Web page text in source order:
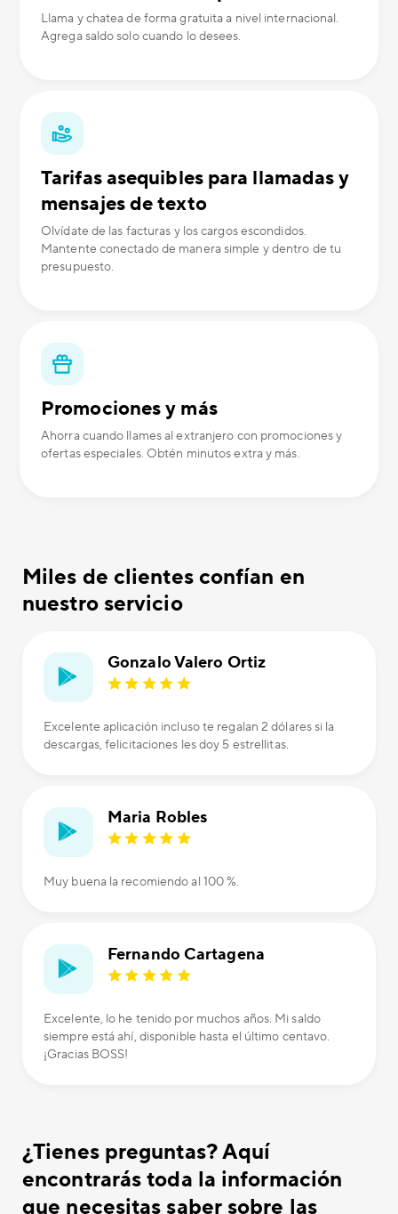
Llama y chatea de forma gratuita a nivel internacional.
Agrega saldo solo cuando lo desees.
Tarifas asequibles para llamadas y
mensajes de texto
Olvídate de las facturas y los cargos escondidos.
Mantente conectado de manera simple y dentro de tu
presupuesto.
Promociones y más
Ahorra cuando llames al extranjero con promociones y
ofertas especiales. Obtén minutos extra y más.
Miles de clientes confían en
nuestro servicio
Gonzalo Valero Ortiz
Excelente aplicación incluso te regalan 2 dólares si la
descargas, felicitaciones les doy 5 estrellitas.
Maria Robles
Muy buena la recomiendo al 100 %.
Fernando Cartagena
Excelente, lo he tenido por muchos años. Mi saldo
siempre está ahí, disponible hasta el último centavo.
¡Gracias BOSS!
¿Tienes preguntas? Aquí
encontrarás toda la información
que necesitas saber sobre las